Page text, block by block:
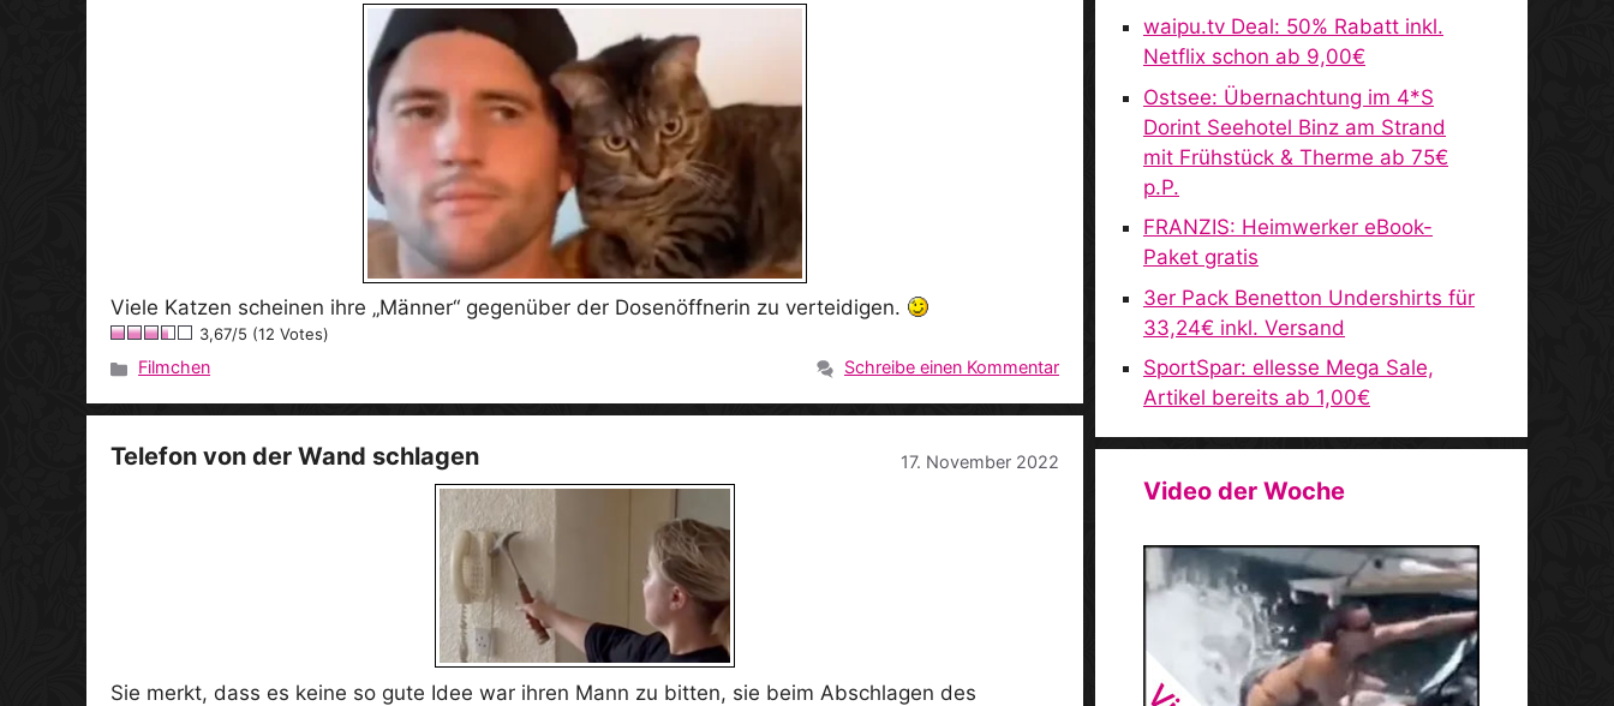
Viele Katzen scheinen ihre „Männer“ gegenüber der Dosenöffnerin zu verteidigen.
3,67/5 (12 Votes)
Kategorien
Filmchen Schreibe einen Kommentar
Telefon von der Wand schlagen 17. November 2022
Sie merkt, dass es keine so gute Idee war ihren Mann zu bitten, sie beim Abschlagen des
waipu.tv Deal: 50% Rabatt inkl.
Netflix schon ab 9,00€
Ostsee: Übernachtung im 4*S
Dorint Seehotel Binz am Strand
mit Frühstück & Therme ab 75€
p.P.
FRANZIS: Heimwerker eBook-
Paket gratis
3er Pack Benetton Undershirts für
33,24€ inkl. Versand
SportSpar: ellesse Mega Sale,
Artikel bereits ab 1,00€
Video der Woche